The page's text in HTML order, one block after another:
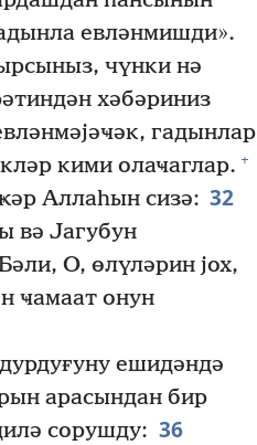
евләнмишди».
чүнки нә
хәбәриниз
гадынлар
кими олаҹаглар. +
Аллаһын сизә: 32
вә Јагубун
О, өлүләрин јох,
ҹамаат онун
ешидәндә
арасындан бир
сорушду: 36